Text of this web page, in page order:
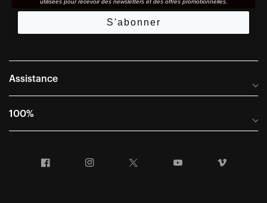
S'abonner
Assistance
Foire aux questions
Conditions générales de vente
100%
Informations sur l'entreprise
Facebook Instagram YouTube